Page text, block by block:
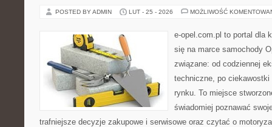
POSTED BY ADMIN LUT - 25 - 2026 MOŻLIWOŚĆ
e-opel.com.pl to portal dla
się na marce samochody
związane: od codziennej
techniczne, po
rynku. To miejsce
świadomiej poznawać
trafniejsze decyzje zakupowe i serwisowe oraz czytać o